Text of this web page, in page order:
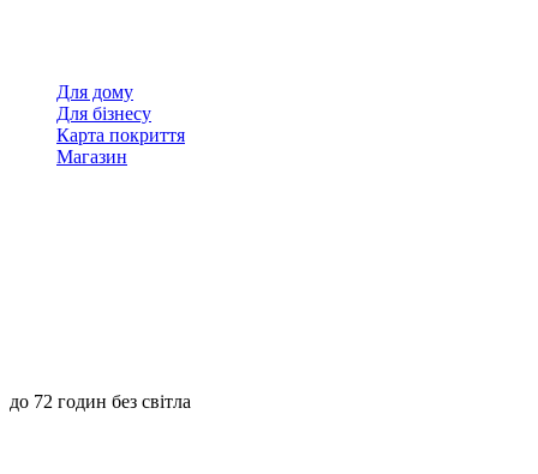
Для дому
Для бізнесу
Карта покриття
Магазин
до 72 годин без світла